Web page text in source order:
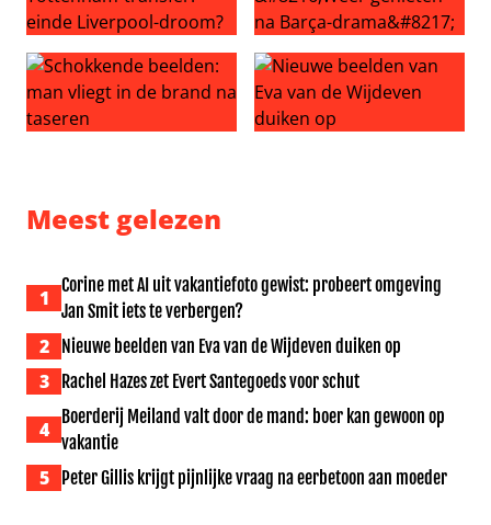
Gakpo open voor Tottenham-transfer: einde Liverpool-
Ter Stegen naar Ajax:
Meest gelezen
1
Corine met AI uit vakantiefoto gewist: probeert omgeving
Jan Smit iets te verbergen?
2 Nieuwe beelden van Eva van de Wijdeven duiken op
3 Rachel Hazes zet Evert Santegoeds voor schut
4
Boerderij Meiland valt door de mand: boer kan gewoon op
vakantie
5 Peter Gillis krijgt pijnlijke vraag na eerbetoon aan moeder